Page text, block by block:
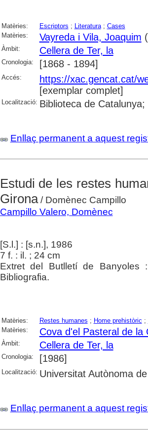
Matèries: Escriptors ; Literatura; Cases
Matèries:
Vayreda i Vila, Joaquim
Àmbit: Cellera de Ter, la
Cronologia: [1868 - 1894]
Accés:
https://xac.gencat.cat/
[exemplar complet]
Localització: Biblioteca de
Enllaç permanent a aquest
Estudi de les restes
Girona/ Domènec Campillo
Campillo Valero, Domènec
[S.l.] : [s.n.], 1986
7 f. : il. ; 24 cm
Extret del Butlletí de Banyoles
Bibliografia.
Matèries: Restes humanes ; Home prehistòric ;
Matèries:
Cova d'el Pasteral de la
Àmbit: Cellera de Ter, la
Cronologia: [1986]
Localització: Universitat Autònoma
Enllaç permanent a aquest